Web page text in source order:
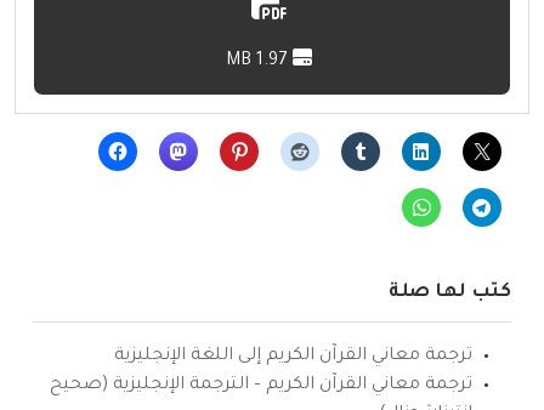
كتب لها صلة
ترجمة معاني القرآن الكريم إلى اللغة الإنجليزية
ترجمة معاني القرآن الكريم – الترجمة الإنجليزية (صحيح